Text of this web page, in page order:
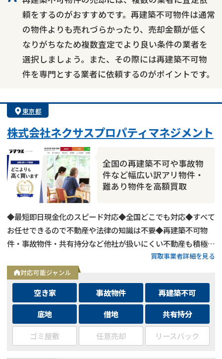
頼をするのがおすすめです。再建築不可物件は通常
の物件よりも売れづらかったり、売却金額が低く
なりがちなため複数査定でより良い条件の業者を
選択しましょう。また、その際には再建築不可物
件を専門とする業者に依頼するのがポイントです。
東京都
株式会社ネクサスプロパティマネジメント
全国の再建築不可や事故物
件など幅広い訳アリ物件・
難あり物件を高額買取
◆最短即日現金化のスピード対応◆全国どこでも対応◆すべて
お任せできるので不動産や法律の知識は不要◆再建築不可物
件・事故物件・共有持分など他社が扱いにくい不動産も積極買
取◆残置物・ゴミ屋敷・シロアリ被害がある物件もそのままで
買取
買取事業者詳細を見る
対応可能ジャンル
空き家 事故物件
再建築不可
底地
借地
共有持分
ゴミ屋敷
任意売却 リースバック